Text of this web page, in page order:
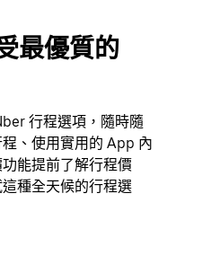
最優質的
行程選項，隨時隨
、使用實用的 App 內
能提前了解行程價
種全天候的行程選